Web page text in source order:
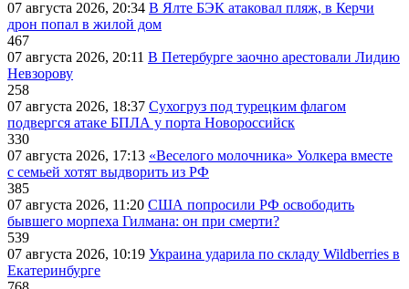
07 августа 2026, 20:34 В Ялте БЭК атаковал пляж, в Керчи
дрон попал в жилой дом
467
07 августа 2026, 20:11 В Петербурге заочно арестовали Лидию
Невзорову
258
07 августа 2026, 18:37 Сухогруз под турецким флагом
подвергся атаке БПЛА у порта Новороссийск
330
07 августа 2026, 17:13 «Веселого молочника» Уолкера вместе
с семьей хотят выдворить из РФ
385
07 августа 2026, 11:20 США попросили РФ освободить
бывшего морпеха Гилмана: он при смерти?
539
07 августа 2026, 10:19 Украина ударила по складу Wildberries в
Екатеринбурге